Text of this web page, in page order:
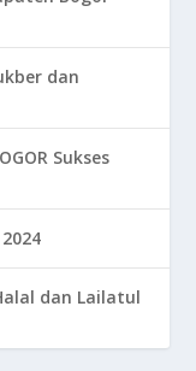
dan
Sukses
dan Lailatul